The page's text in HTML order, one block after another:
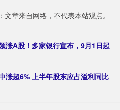
文章来自网络，不代表本站观点。
涨A股！多家银行宣布，9月1日起
涨超6% 上半年股东应占溢利同比